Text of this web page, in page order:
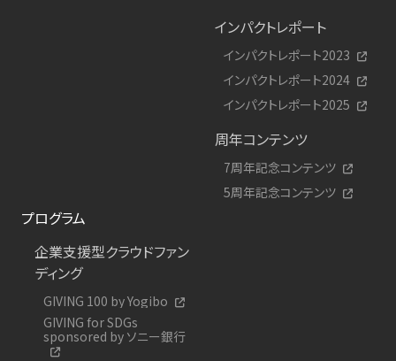
インパクトレポート
インパクトレポート2023
インパクトレポート2024
インパクトレポート2025
周年コンテンツ
7周年記念コンテンツ
5周年記念コンテンツ
プログラム
企業支援型クラウドファン
ディング
GIVING 100 by Yogibo
GIVING for SDGs
sponsored by ソニー銀行